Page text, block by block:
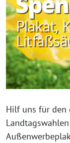
Hilf uns für den